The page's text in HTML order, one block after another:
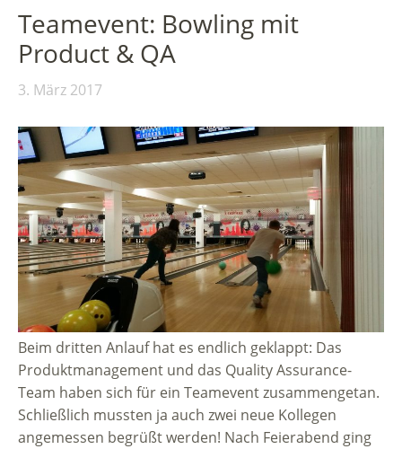
Teamevent: Bowling mit
Product & QA
3. März 2017
Beim dritten Anlauf hat es endlich geklappt: Das
Produktmanagement und das Quality Assurance-
Team haben sich für ein Teamevent zusammengetan.
Schließlich mussten ja auch zwei neue Kollegen
angemessen begrüßt werden! Nach Feierabend ging